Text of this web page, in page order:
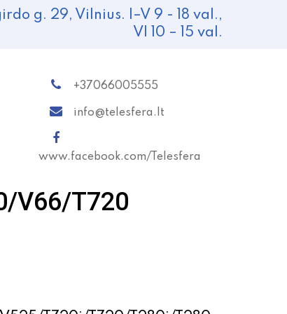
g. 29, Vilnius. I–V 9 - 18 val.,
VI 10 – 15 val.
+37066005555
info@telesfera.lt
www.facebook.com/Telesfera
V66/T720